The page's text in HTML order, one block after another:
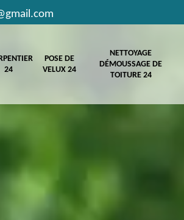
24
POSE DE
VELUX 24
NETTOYAGE
DÉMOUSSAGE DE
TOITURE 24